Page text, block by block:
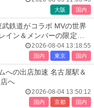
大阪 国内
鉄道がコラボ MVの世界
イン＆メンバーの限定ア
2026-08-04 13:18:55
国内 東京 国内
への出店加速 名古屋駅＆
へ
2026-08-04 13:50:12
国内 京都 国内